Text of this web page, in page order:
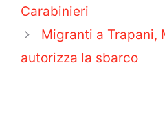
Carabinieri
Migranti a Trapani,
autorizza la sbarco